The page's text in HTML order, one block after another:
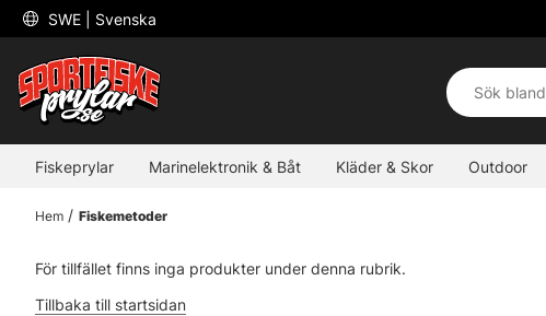
SWE | Svenska
Fiskeprylar Marinelektronik & Båt Kläder & Skor Outdoor
Hem Fiskemetoder
För tillfället finns inga produkter under denna rubrik.
Tillbaka till startsidan